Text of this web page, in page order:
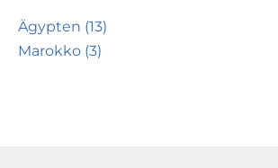
Ägypten (13)
Marokko (3)